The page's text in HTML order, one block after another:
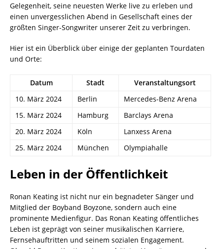
Gelegenheit, seine neuesten Werke live zu erleben und
einen unvergesslichen Abend in Gesellschaft eines der
größten Singer-Songwriter unserer Zeit zu verbringen.
Hier ist ein Überblick über einige der geplanten Tourdaten
und Orte:
Datum Stadt
Veranstaltungsort
10. März 2024
Berlin
Mercedes-Benz Arena
15. März 2024
Hamburg
Barclays Arena
20. März 2024
Köln
Lanxess Arena
25. März 2024
München Olympiahalle
Leben in der Öffentlichkeit
Ronan Keating ist nicht nur ein begnadeter Sänger und
Mitglied der Boyband Boyzone, sondern auch eine
prominente Medienfigur. Das Ronan Keating öffentliches
Leben ist geprägt von seiner musikalischen Karriere,
Fernsehauftritten und seinem sozialen Engagement.